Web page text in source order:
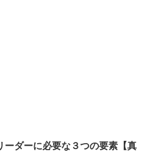
ーダーに必要な３つの要素【真